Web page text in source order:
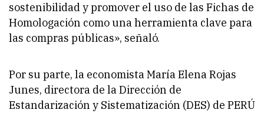
sostenibilidad y promover el uso de las Fichas de
Homologación como una herramienta clave para
las compras públicas», señaló.
Por su parte, la economista María Elena Rojas
Junes, directora de la Dirección de
Estandarización y Sistematización (DES) de PERÚ